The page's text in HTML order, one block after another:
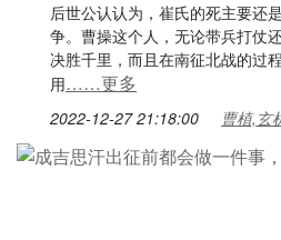
后世公认认为，崔氏的死主要还
争。曹操这个人，无论带兵打仗
决胜千里，而且在南征北战的过
用……更多
2022-12-27 21:18:00 曹植,玄